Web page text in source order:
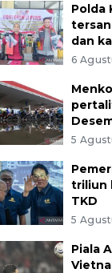
Polda
dan
6
5
triliun
TKD
5
Piala